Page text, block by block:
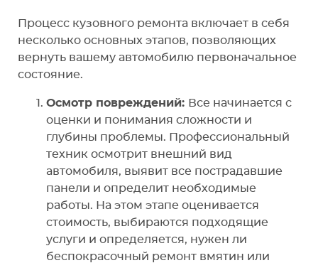
Процесс кузовного ремонта включает в себя
несколько основных этапов, позволяющих
вернуть вашему автомобилю первоначальное
состояние.
Осмотр повреждений: Все начинается с
оценки и понимания сложности и
глубины проблемы. Профессиональный
техник осмотрит внешний вид
автомобиля, выявит все пострадавшие
панели и определит необходимые
работы. На этом этапе оценивается
стоимость, выбираются подходящие
услуги и определяется, нужен ли
беспокрасочный ремонт вмятин или